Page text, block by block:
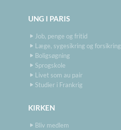
UNG I PARIS
Job, penge og fritid
Læge, sygesikring og forsikring
Boligsøgning
Sprogskole
Livet som au pair
Studier i Frankrig
KIRKEN
Bliv medlem